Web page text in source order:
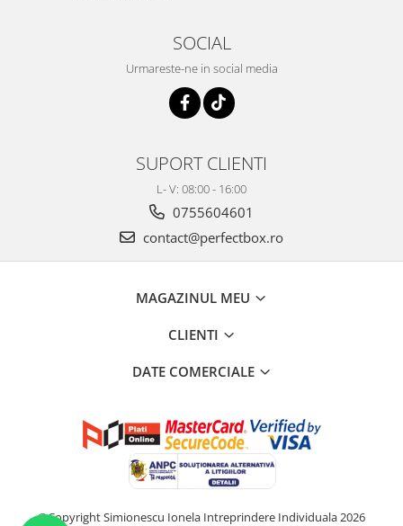
SOCIAL
Urmareste-ne in social media
SUPORT CLIENTI
L- V: 08:00 - 16:00
0755604601
contact@perfectbox.ro
MAGAZINUL MEU
CLIENTI
DATE COMERCIALE
©Copyright Simionescu Ionela Intreprindere Individuala 2026